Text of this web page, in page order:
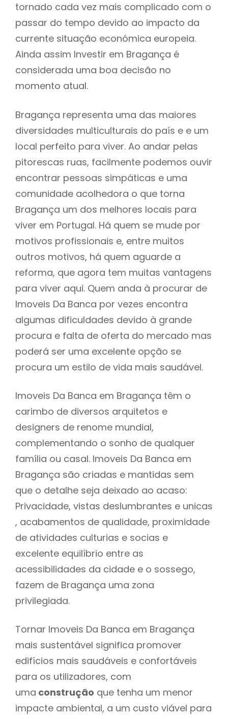
tornado cada vez mais complicado com o
passar do tempo devido ao impacto da
currente situação económica europeia.
Ainda assim Investir em Bragança é
considerada uma boa decisão no
momento atual.
Bragança representa uma das maiores
diversidades multiculturais do país e e um
local perfeito para viver. Ao andar pelas
pitorescas ruas, facilmente podemos ouvir
encontrar pessoas simpáticas e uma
comunidade acolhedora o que torna
Bragança um dos melhores locais para
viver em Portugal. Há quem se mude por
motivos profissionais e, entre muitos
outros motivos, há quem aguarde a
reforma, que agora tem muitas vantagens
para viver aqui. Quem anda à procurar de
Imoveis Da Banca por vezes encontra
algumas dificuldades devido à grande
procura e falta de oferta do mercado mas
poderá ser uma excelente opção se
procura um estilo de vida mais saudável.
Imoveis Da Banca em Bragança têm o
carimbo de diversos arquitetos e
designers de renome mundial,
complementando o sonho de qualquer
família ou casal. Imoveis Da Banca em
Bragança são criadas e mantidas sem
que o detalhe seja deixado ao acaso:
Privacidade, vistas deslumbrantes e unicas
, acabamentos de qualidade, proximidade
de atividades culturias e socias e
excelente equilíbrio entre as
acessibilidades da cidade e o sossego,
fazem de Bragança uma zona
privilegiada.
Tornar Imoveis Da Banca em Bragança
mais sustentável significa promover
edifícios mais saudáveis e confortáveis
para os utilizadores, com
uma construção que tenha um menor
impacte ambiental, a um custo viável para